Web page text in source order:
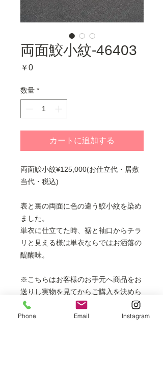
両面鮫小紋-46403
￥0価
数量 *
カートに追加する
両面鮫小紋¥125,000(お仕立代・居敷
当代・税込)
表と裏の両面に色の違う鮫小紋を染め
ました。
単衣に仕立てた時、裾と袖口からチラ
リと見える様は単衣ならではお洒落の
醍醐味。
※こちらはお客様のお手元へ商品をお
送りし実物を見てからご購入を決めら
れるお取り寄せ商品です。お取り寄せ
の段階ではお支払いは不要になりま
Phone Email Instagram